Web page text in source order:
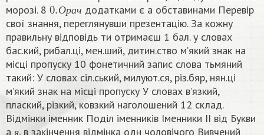
морозі. 8
О р а ч
0.Орач додатками є а обставинами Перевір
свої знання, переглянувши презентацію. За кожну
правильну відповідь ти отримаєш 1 бал. у словах
бас.кий, рибал.цi, мен.ший, дитин.ство м’який знак на
місці пропуску 10 фонетичний запис слова тьмяний
такий: У словах сіл.ський, милуют.ся, різ.бяр, нян.ці
м’який знак на місці пропуску У словах в’язкий,
плаский, різкий, ковзкий наголошений 12 склад.
Відмінки іменник Поділ іменників Іменники II від Букви
ая, в закінчення відмінка одн чоловічого Вивчений